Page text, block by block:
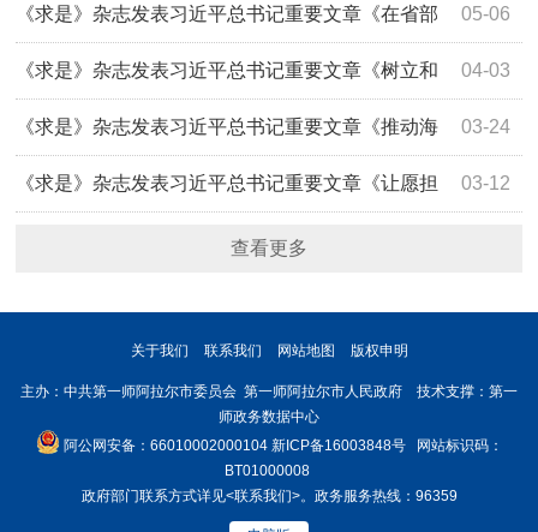
示 05-06
《求是》杂志发表习近平总书记重要文章《在省部
级主要领导干部学习贯彻党的二十届四中全会精神专题研讨
班上的讲话》
04-03
《求是》杂志发表习近平总书记重要文章《树立和
践行正确政绩观》 03-24
《求是》杂志发表习近平总书记重要文章《推动海
洋经济高质量发展》 03-12
《求是》杂志发表习近平总书记重要文章《让愿担
当、敢担当、善担当蔚然成风》
查看更多
关于我们 联系我们 网站地图 版权申明
主办：中共第一师阿拉尔市委员会 第一师阿拉尔市人民政府 技术支撑：第一
师政务数据中心
阿公网安备：66010002000104 新ICP备16003848号网站标识码：
BT01000008
政府部门联系方式详见<联系我们>。政务服务热线：96359